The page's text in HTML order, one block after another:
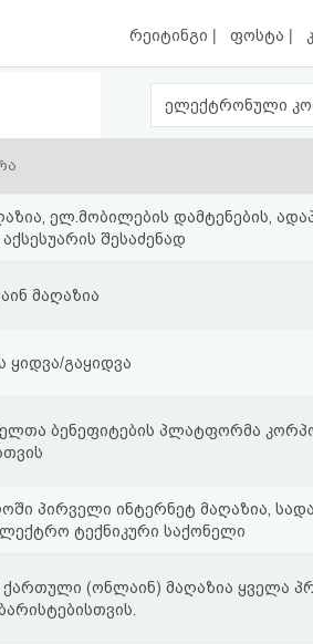
რეიტინგი | ფოსტა |
ელ.მობილების დამტენების,
შესაძენად
მაღაზია
ყიდვა/გაყიდვა
ბენეფიტების პლატფორმა
პირველი ინტერნეტ მაღაზია,
ტექნიკური საქონელი
ქართული (ონლაინ) მაღაზია ყველა